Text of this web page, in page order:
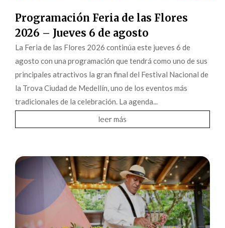
Programación Feria de las Flores
2026 – Jueves 6 de agosto
La Feria de las Flores 2026 continúa este jueves 6 de
agosto con una programación que tendrá como uno de sus
principales atractivos la gran final del Festival Nacional de
la Trova Ciudad de Medellín, uno de los eventos más
tradicionales de la celebración. La agenda...
leer más